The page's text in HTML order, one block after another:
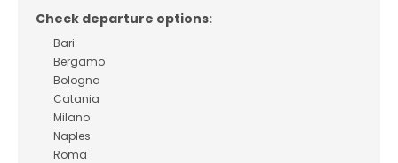
Check departure options:
Bari
Bergamo
Bologna
Catania
Milano
Naples
Roma